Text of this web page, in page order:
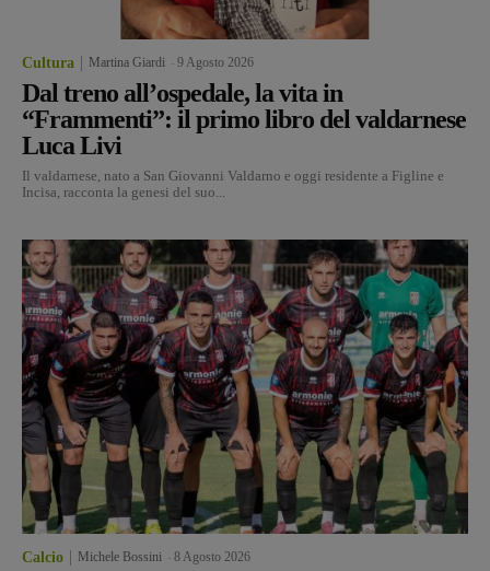
Cultura Martina Giardi 9 Agosto 2026
Dal treno all’ospedale, la vita in
“Frammenti”: il primo libro del valdarnese
Luca Livi
Il valdarnese, nato a San Giovanni Valdarno e oggi residente a Figline e
Incisa, racconta la genesi del suo...
Calcio Michele Bossini 8 Agosto 2026